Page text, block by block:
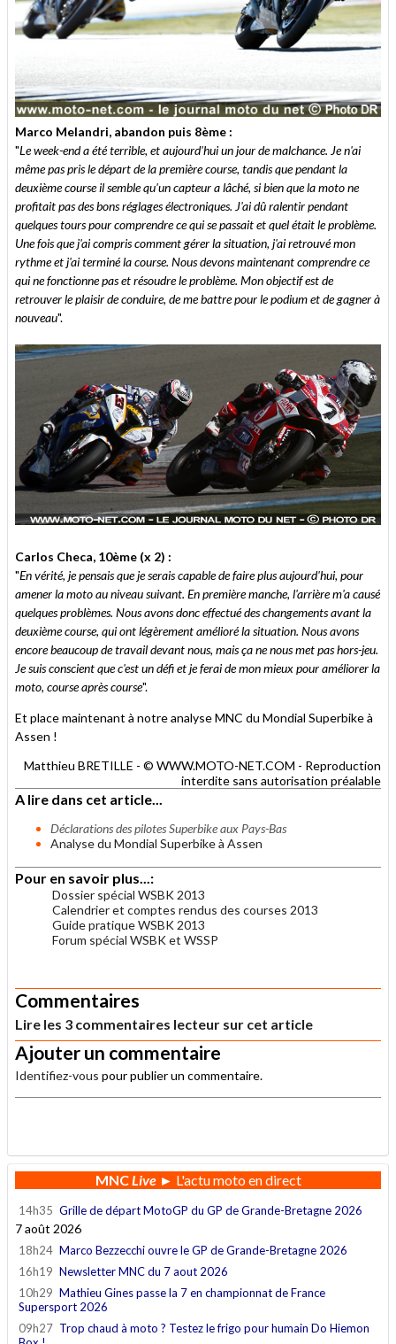
Marco Melandri, abandon puis 8ème :
"Le week-end a été terrible, et aujourd'hui un jour de malchance. Je n'ai
même pas pris le départ de la première course, tandis que pendant la
deuxième course il semble qu'un capteur a lâché, si bien que la moto ne
profitait pas des bons réglages électroniques. J'ai dû ralentir pendant
quelques tours pour comprendre ce qui se passait et quel était le problème.
Une fois que j'ai compris comment gérer la situation, j'ai retrouvé mon
rythme et j'ai terminé la course. Nous devons maintenant comprendre ce
qui ne fonctionne pas et résoudre le problème. Mon objectif est de
retrouver le plaisir de conduire, de me battre pour le podium et de gagner à
nouveau".
Carlos Checa, 10ème (x 2) :
"En vérité, je pensais que je serais capable de faire plus aujourd'hui, pour
amener la moto au niveau suivant. En première manche, l'arrière m'a causé
quelques problèmes. Nous avons donc effectué des changements avant la
deuxième course, qui ont légèrement amélioré la situation. Nous avons
encore beaucoup de travail devant nous, mais ça ne nous met pas hors-jeu.
Je suis conscient que c'est un défi et je ferai de mon mieux pour améliorer la
moto, course après course".
Et place maintenant à notre analyse MNC du Mondial Superbike à
Assen !
Matthieu BRETILLE - © WWW.MOTO-NET.COM - Reproduction
interdite sans autorisation préalable
A lire dans cet article...
Déclarations des pilotes Superbike aux Pays-Bas
Analyse du Mondial Superbike à Assen
Pour en savoir plus...:
Dossier spécial WSBK 2013
Calendrier et comptes rendus des courses 2013
Guide pratique WSBK 2013
Forum spécial WSBK et WSSP
Commentaires
Lire les 3 commentaires lecteur sur cet article
Ajouter un commentaire
Identifiez-vous pour publier un commentaire.
MNCLive► L'actu moto en direct
14h35 Grille de départ MotoGP du GP de Grande-Bretagne 2026
7 août 2026
18h24 Marco Bezzecchi ouvre le GP de Grande-Bretagne 2026
16h19 Newsletter MNC du 7 aout 2026
10h29 Mathieu Gines passe la 7 en championnat de France
Supersport 2026
09h27 Trop chaud à moto ? Testez le frigo pour humain Do Hiemon